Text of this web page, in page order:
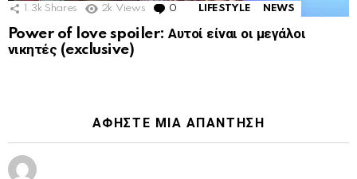
1.3k Shares 2k Views 0 Comments
LIFESTYLE NEWS
Power of love spoiler: Αυτοί είναι οι μεγάλοι
νικητές (exclusive)
ΑΦΉΣΤΕ ΜΙΑ ΑΠΆΝΤΗΣΗ